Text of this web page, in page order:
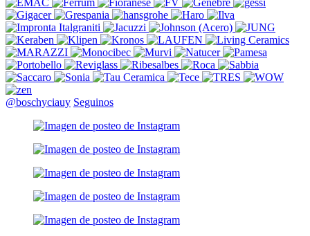
@boschyciauy Seguinos